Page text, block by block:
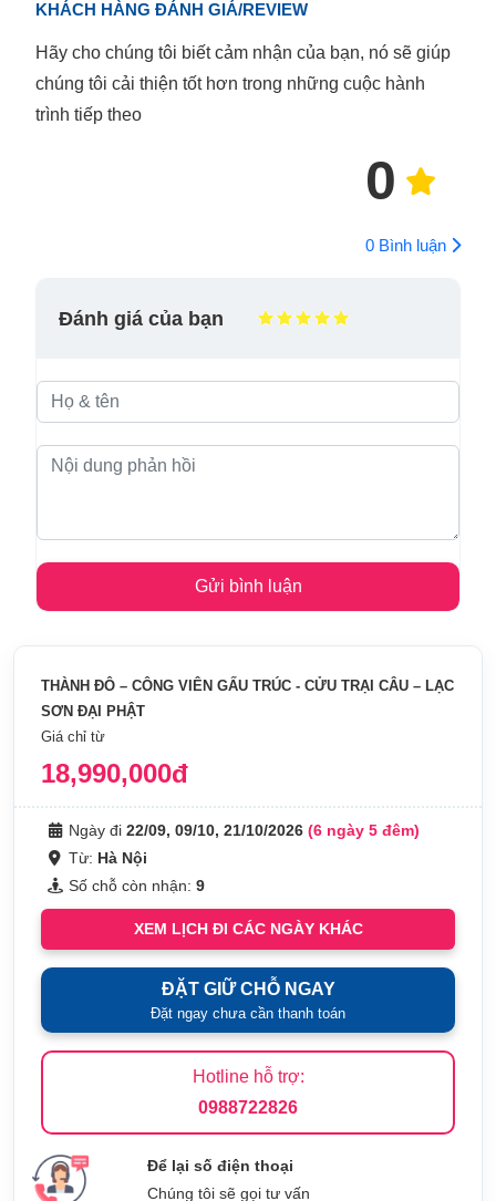
KHÁCH HÀNG ĐÁNH GIÁ/REVIEW
Hãy cho chúng tôi biết cảm nhận của bạn, nó sẽ giúp
chúng tôi cải thiện tốt hơn trong những cuộc hành
trình tiếp theo
0
0 Bình luận
Đánh giá của bạn
THÀNH ĐÔ – CÔNG VIÊN GẤU TRÚC - CỬU TRẠI CÂU – LẠC
SƠN ĐẠI PHẬT
Giá chỉ từ
18,990,000đ
Ngày đi 22/09, 09/10, 21/10/2026 (6 ngày 5 đêm)
Từ: Hà Nội
Số chỗ còn nhận: 9
XEM LỊCH ĐI CÁC NGÀY KHÁC
ĐẶT GIỮ CHỖ NGAY
Đặt ngay chưa cần thanh toán
Hotline hỗ trợ:
0988722826
Để lại số điện thoại
Chúng tôi sẽ gọi tư vấn